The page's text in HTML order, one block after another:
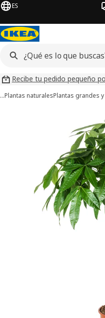
ES
Recibe tu pedido pequeño
…Plantas naturalesPlantas grandes